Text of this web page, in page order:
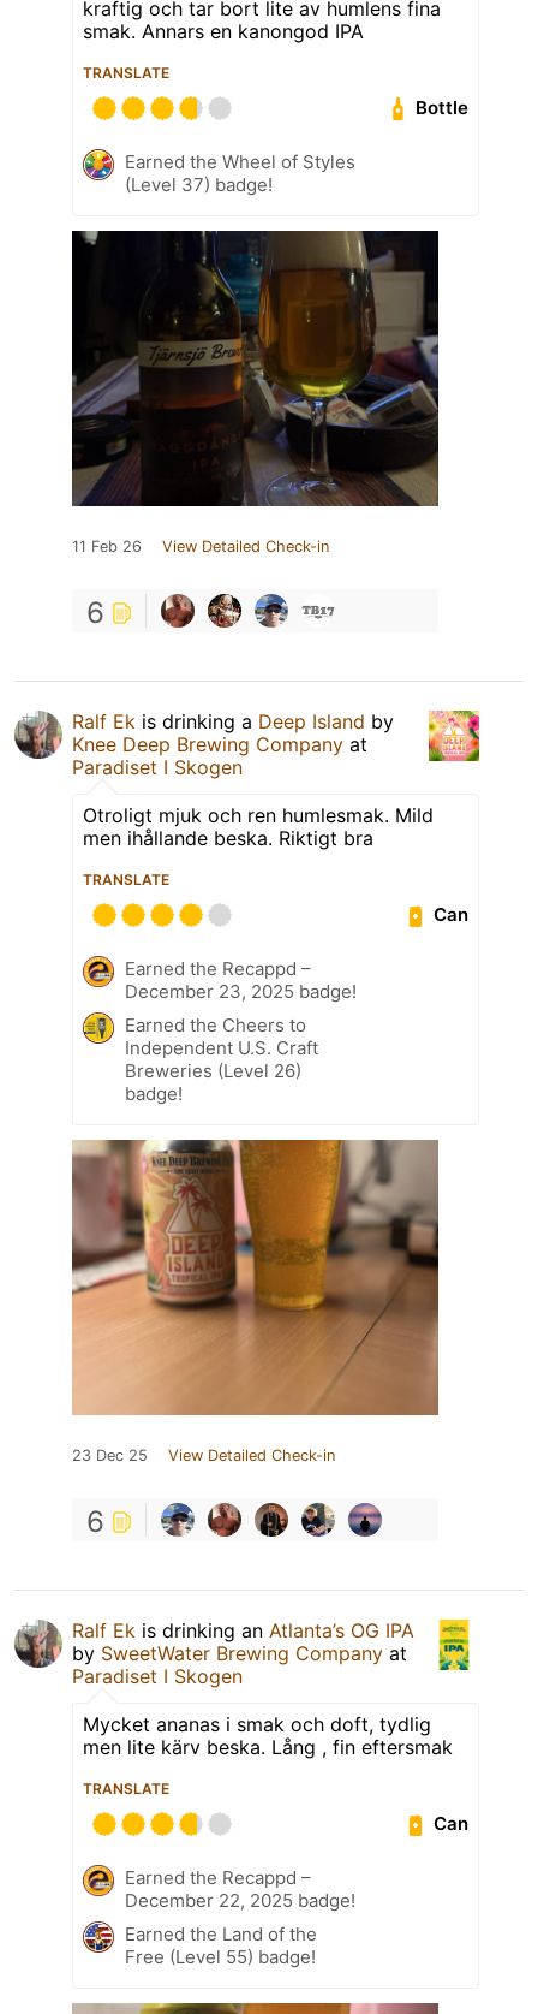
kraftig och tar bort lite av humlens fina
smak. Annars en kanongod IPA
TRANSLATE
Bottle
Earned the Wheel of Styles
(Level 37) badge!
11 Feb 26 View Detailed Check-in
6
Ralf Ek is drinking a Deep Island by
Knee Deep Brewing Company at
Paradiset I Skogen
Otroligt mjuk och ren humlesmak. Mild
men ihållande beska. Riktigt bra
TRANSLATE
Can
Earned the Recappd –
December 23, 2025 badge!
Earned the Cheers to
Independent U.S. Craft
Breweries (Level 26)
badge!
23 Dec 25 View Detailed Check-in
6
Ralf Ek is drinking an Atlanta’s OG IPA
by SweetWater Brewing Company at
Paradiset I Skogen
Mycket ananas i smak och doft, tydlig
men lite kärv beska. Lång , fin eftersmak
TRANSLATE
Can
Earned the Recappd –
December 22, 2025 badge!
Earned the Land of the
Free (Level 55) badge!